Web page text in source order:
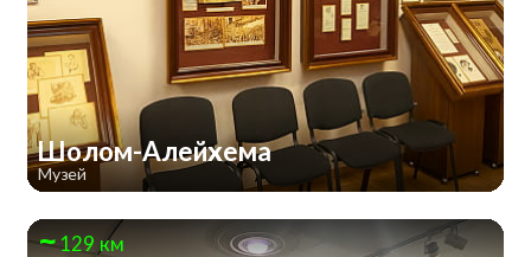
Шолом-Алейхема
Музей
129 км